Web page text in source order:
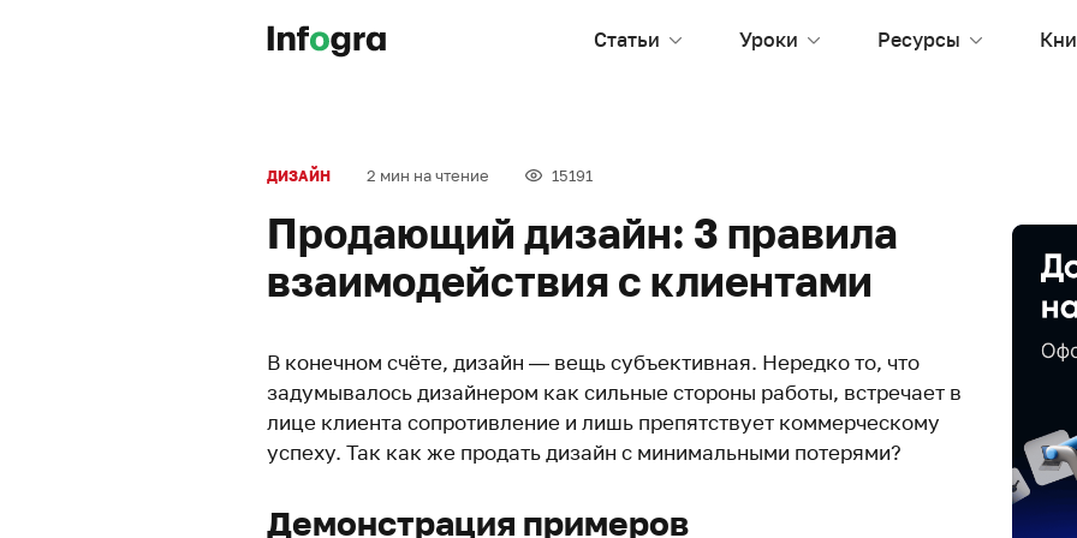
Статьи Уроки Ресурсы
ДИЗАЙН 2 мин на чтение 15191
Продающий дизайн: 3 правила
взаимодействия с клиентами
В конечном счёте, дизайн — вещь субъективная. Нередко то, что
задумывалось дизайнером как сильные стороны работы, встречает в
лице клиента сопротивление и лишь препятствует коммерческому
успеху. Так как же продать дизайн с минимальными потерями?
Демонстрация примеров